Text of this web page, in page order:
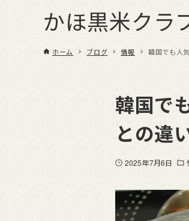
かほ黒米クラ
ホーム ブログ 情報 韓国でも人
韓国で
との違
2025年7月6日